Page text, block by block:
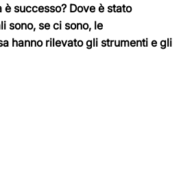
successo? Dove è stato
sono, se ci sono, le
hanno rilevato gli strumenti e gli